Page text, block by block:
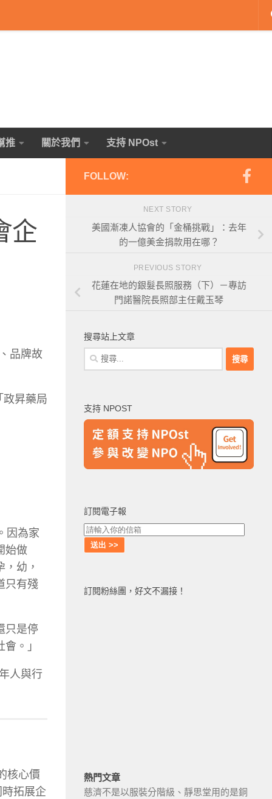
推 關於我們 支持 NPOst
企
品牌故
政昇藥局
因為家
始做
幼，
只有殘
只是停
。」
人與行
核心價
拓展企
FOLLOW:
NEXT STORY
美國漸凍人協會的「金桶挑戰」：去年
的一億美金捐款用在哪？
PREVIOUS STORY
花蓮在地的銀髮長照服務（下）－專訪
門諾醫院長照部主任戴玉琴
搜尋站上文章
搜
尋
字:
支持 NPOST
訂閱電子報
訂閱粉絲團，好文不漏接！
熱門文章
慈濟不是以服裝分階級、靜思堂用的是銅